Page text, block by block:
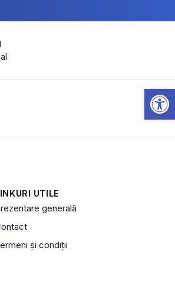
UTILE
generală
și condiții